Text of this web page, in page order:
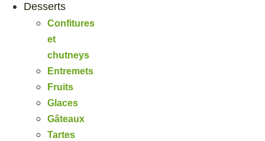
Desserts
Confitures
et
chutneys
Entremets
Fruits
Glaces
Gâteaux
Tartes